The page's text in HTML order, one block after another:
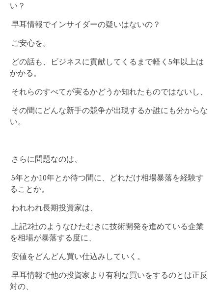
い？
早耳情報でインサイダーの疑いはないの？
ご安心を。
どの話も、ビジネスに貢献してくるまで軽く5年以上は
かかる。
それらのすべてが実るかどうか知れたものではないし、
その間にどんな新手の競争が出現するか誰にも分からな
い。
さらに問題なのは、
5年とか10年とか待つ間に、どれだけ相場暴落を経験す
ることか。
われわれ長期投資家は、
上記2社のようなひたむきに技術開発を進めている企業
を相場が暴落する度に、
安値をどんどん買い仕込みしていく。
早耳情報で他の投資家より有利な買いをするのとは正反
対の、